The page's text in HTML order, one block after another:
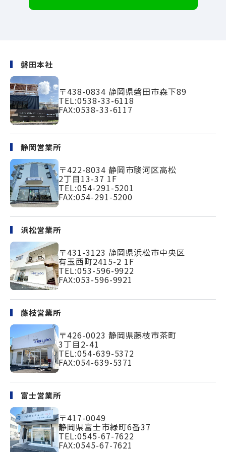
磐田本社
〒438-0834 静岡県磐田市森下89
TEL:0538-33-6118
FAX:0538-33-6117
静岡営業所
〒422-8034 静岡市駿河区高松
2丁目13-37 1F
TEL:054-291-5201
FAX:054-291-5200
浜松営業所
〒431-3123 静岡県浜松市中央区
有玉西町2415-2 1F
TEL:053-596-9922
FAX:053-596-9921
藤枝営業所
〒426-0023 静岡県藤枝市茶町
3丁目2-41
TEL:054-639-5372
FAX:054-639-5371
富士営業所
〒417-0049
静岡県富士市緑町6番37
TEL:0545-67-7622
FAX:0545-67-7621